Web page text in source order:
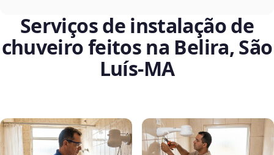
Serviços de instalação de
chuveiro feitos na Belira, São
Luís‑MA